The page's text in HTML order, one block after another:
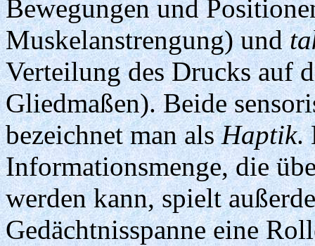
Bewegungen und
Muskelanstrengung) und
Verteilung des Drucks auf
Gliedmaßen). Beide
bezeichnet man alsHaptik.
Informationsmenge, die
werden kann, spielt
Gedächtnisspanne eine